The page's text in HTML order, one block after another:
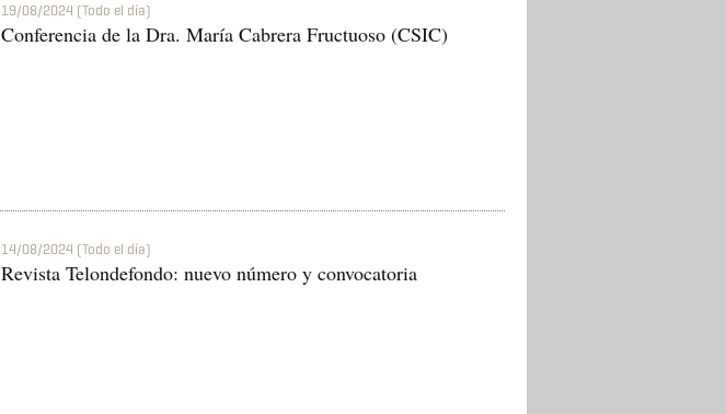
19/08/2024 (Todo el día)
Conferencia de la Dra. María Cabrera Fructuoso (CSIC)
14/08/2024 (Todo el día)
Revista Telondefondo: nuevo número y convocatoria